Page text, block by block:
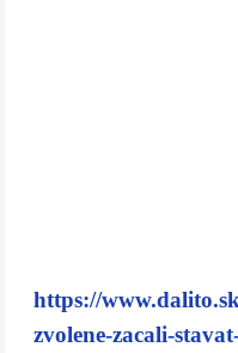
https://
zvolene-zacali-